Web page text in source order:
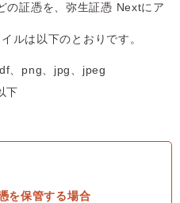
の証憑を、弥生証憑 Nextにア
ルは以下のとおりです。
、png、jpg、jpeg
下
を保管する場合